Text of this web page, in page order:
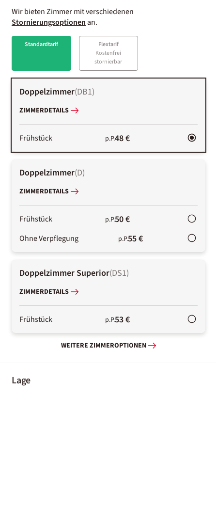
Wir bieten Zimmer mit verschiedenen
Stornierungsoptionenan.
Standardtarif
Flextarif
Kostenfrei
stornierbar
Doppelzimmer(DB1)
ZIMMERDETAILS
Frühstück p.P.48 €
Doppelzimmer(D)
ZIMMERDETAILS
Frühstück p.P.50 €
Ohne Verpflegung p.P.55 €
Doppelzimmer Superior(DS1)
ZIMMERDETAILS
Frühstück p.P.53 €
WEITERE ZIMMEROPTIONEN
Lage